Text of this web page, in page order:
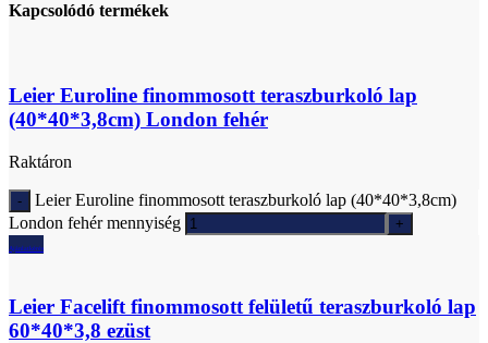
Kapcsolódó termékek
Leier Euroline finommosott teraszburkoló lap
(40*40*3,8cm) London fehér
Raktáron
Leier Euroline finommosott teraszburkoló lap (40*40*3,8cm)
London fehér mennyiség
Ajánlatkérés
Leier Facelift finommosott felületű teraszburkoló lap
60*40*3,8 ezüst